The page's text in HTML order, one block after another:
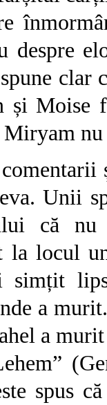
despre
și Moise
Unii
că
la locul
a
a
spus